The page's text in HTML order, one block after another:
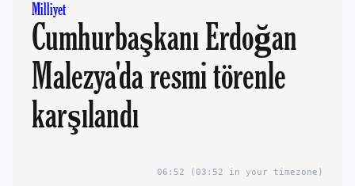
Milliyet
Cumhurbaşkanı Erdoğan
Malezya'da resmi törenle
karşılandı
06:52 (03:52 in your timezone)